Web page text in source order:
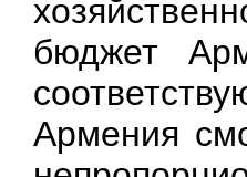
бюджет
Армения